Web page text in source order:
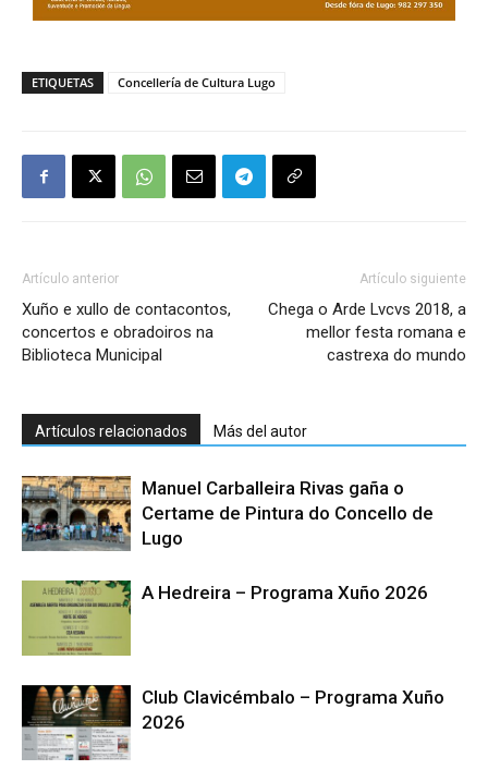
ETIQUETAS Concellería de Cultura Lugo
Artículo anterior
Xuño e xullo de contacontos,
concertos e obradoiros na
Biblioteca Municipal
Artículo siguiente
Chega o Arde Lvcvs 2018, a
mellor festa romana e
castrexa do mundo
Artículos relacionados Más del autor
Manuel Carballeira Rivas gaña o
Certame de Pintura do Concello de
Lugo
A Hedreira – Programa Xuño 2026
Club Clavicémbalo – Programa Xuño
2026